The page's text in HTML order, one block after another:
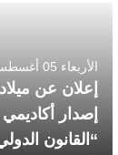
الأربعاء 05 أغسطس 2026 - 8:30
إعلان عن
إصدار
“القانون